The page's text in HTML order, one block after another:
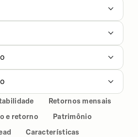
Retornos mensais
e retorno
Patrimônio
Características